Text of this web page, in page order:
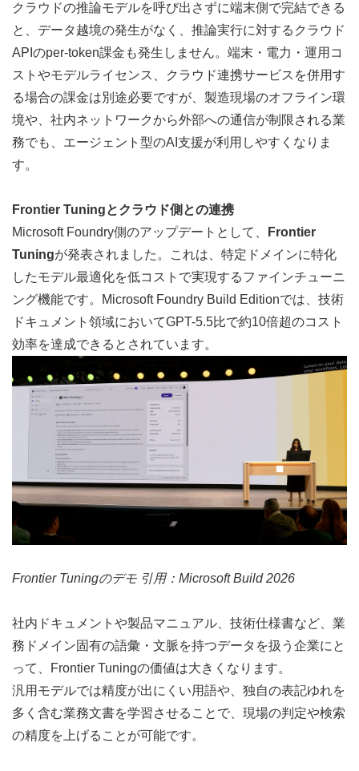
クラウドの推論モデルを呼び出さずに端末側で完結できる
と、データ越境の発生がなく、推論実行に対するクラウド
APIのper-token課金も発生しません。端末・電力・運用コ
ストやモデルライセンス、クラウド連携サービスを併用す
る場合の課金は別途必要ですが、製造現場のオフライン環
境や、社内ネットワークから外部への通信が制限される業
務でも、エージェント型のAI支援が利用しやすくなりま
す。
Frontier Tuningとクラウド側との連携
Microsoft Foundry側のアップデートとして、
Frontier
Tuningが発表されました。これは、特定ドメインに特化
したモデル最適化を低コストで実現するファインチューニ
ング機能です。
Microsoft Foundry Build Editionでは、技術
ドキュメント領域においてGPT-5.5比で約10倍超のコスト
効率を達成できるとされています。
Frontier Tuningのデモ 引用： Microsoft Build 2026
社内ドキュメントや製品マニュアル、技術仕様書など、業
務ドメイン固有の語彙・文脈を持つデータを扱う企業にと
って、Frontier Tuningの価値は大きくなります。
汎用モデルでは精度が出にくい用語や、独自の表記ゆれを
多く含む業務文書を学習させることで、現場の判定や検索
の精度を上げることが可能です。